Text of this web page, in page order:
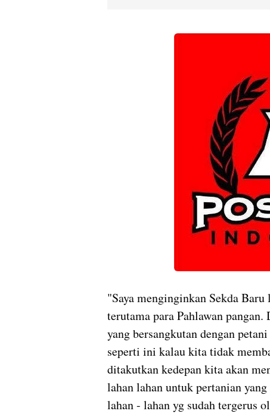
"Saya menginginkan Sekda
terutama para Pahlawan
yang bersangkutan dengan
seperti ini kalau kita tidak
ditakutkan kedepan kita akan
lahan lahan untuk pertanian
lahan - lahan yg sudah tergerus